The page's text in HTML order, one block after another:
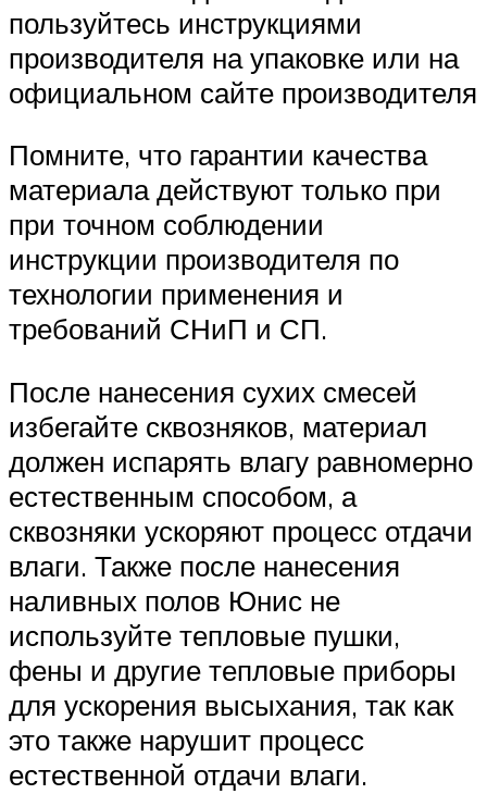
пользуйтесь инструкциями
производителя на упаковке или на
официальном сайте производителя
Помните, что гарантии качества
материала действуют только при
при точном соблюдении
инструкции производителя по
технологии применения и
требований СНиП и СП.
После нанесения сухих смесей
избегайте сквозняков, материал
должен испарять влагу равномерно
естественным способом, а
сквозняки ускоряют процесс отдачи
влаги. Также после нанесения
наливных полов Юнис не
используйте тепловые пушки,
фены и другие тепловые приборы
для ускорения высыхания, так как
это также нарушит процесс
естественной отдачи влаги.